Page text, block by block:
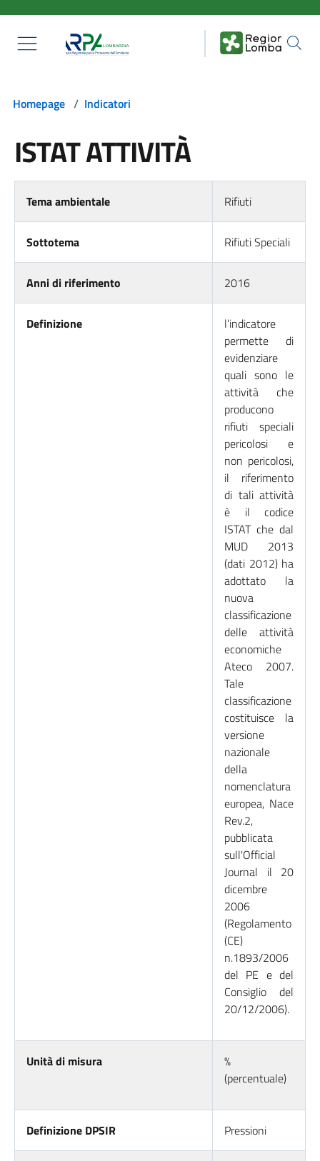
Homepage / Indicatori
ISTAT ATTIVITÀ
Tema ambientale Rifiuti
Sottotema Rifiuti Speciali
Anni di riferimento 2016
Definizione
l’indicatore
permette di
evidenziare
quali sono le
attività che
producono
rifiuti speciali
pericolosi e
non pericolosi,
il riferimento
di tali attività
è il codice
ISTAT che dal
MUD 2013
(dati 2012) ha
adottato la
nuova
classificazione
delle attività
economiche
Ateco 2007.
Tale
classificazione
costituisce la
versione
nazionale
della
nomenclatura
europea, Nace
Rev.2,
pubblicata
sull'Official
Journal il 20
dicembre
2006
(Regolamento
(CE)
n.1893/2006
del PE e del
Consiglio del
20/12/2006).
Unità di misura
%
(percentuale)
Definizione DPSIR Pressioni